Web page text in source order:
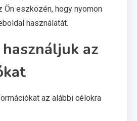
Ön eszközén, hogy nyomon
használatát.
az
az alábbi célokra